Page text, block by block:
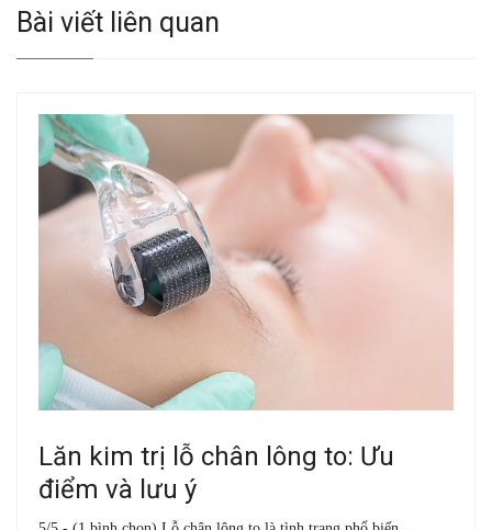
Bài viết liên quan
Lăn kim trị lỗ chân lông to: Ưu
điểm và lưu ý